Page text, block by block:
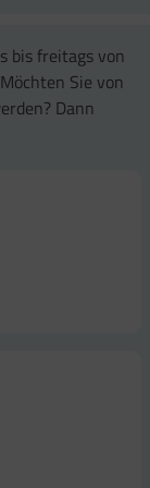
bis freitags von
Sie von
Dann